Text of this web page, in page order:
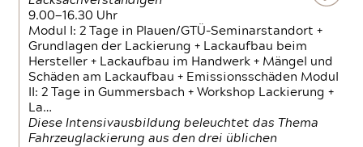
9.00—16.30 Uhr
Modul I: 2 Tage in Plauen/GTÜ-Seminarstandort +
Grundlagen der Lackierung + Lackaufbau beim
Hersteller + Lackaufbau im Handwerk + Mängel und
Schäden am Lackaufbau + Emissionsschäden Modul
II: 2 Tage in Gummersbach + Workshop Lackierung +
La…
Diese Intensivausbildung beleuchtet das Thema
Fahrzeuglackierung aus den drei üblichen